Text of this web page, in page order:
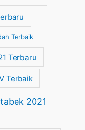
Terbaik
Terbaru
Terbaik
2021